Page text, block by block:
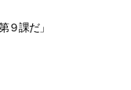
９課だ」